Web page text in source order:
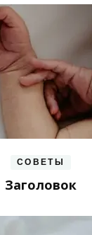
СОВЕТЫ
Заголовок